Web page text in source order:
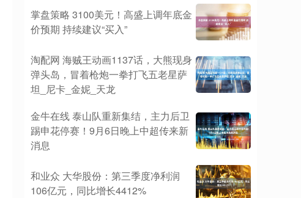
掌盘策略 3100美元！高盛上调年底金
价预期 持续建议“买入”
淘配网 海贼王动画1137话，大熊现身
弹头岛，冒着枪炮一拳打飞五老星萨
坦_尼卡_金妮_天龙
金牛在线 泰山队重新集结，主力后卫
踢申花停赛！9月6日晚上中超传来新
消息
和业众 大华股份：第三季度净利润
106亿元，同比增长4412%